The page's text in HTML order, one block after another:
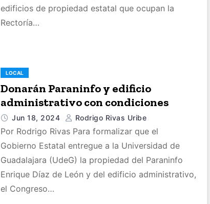
edificios de propiedad estatal que ocupan la
Rectoría…
LOCAL
Donarán Paraninfo y edificio
administrativo con condiciones
Jun 18, 2024 Rodrigo Rivas Uribe
Por Rodrigo Rivas Para formalizar que el
Gobierno Estatal entregue a la Universidad de
Guadalajara (UdeG) la propiedad del Paraninfo
Enrique Díaz de León y del edificio administrativo,
el Congreso…